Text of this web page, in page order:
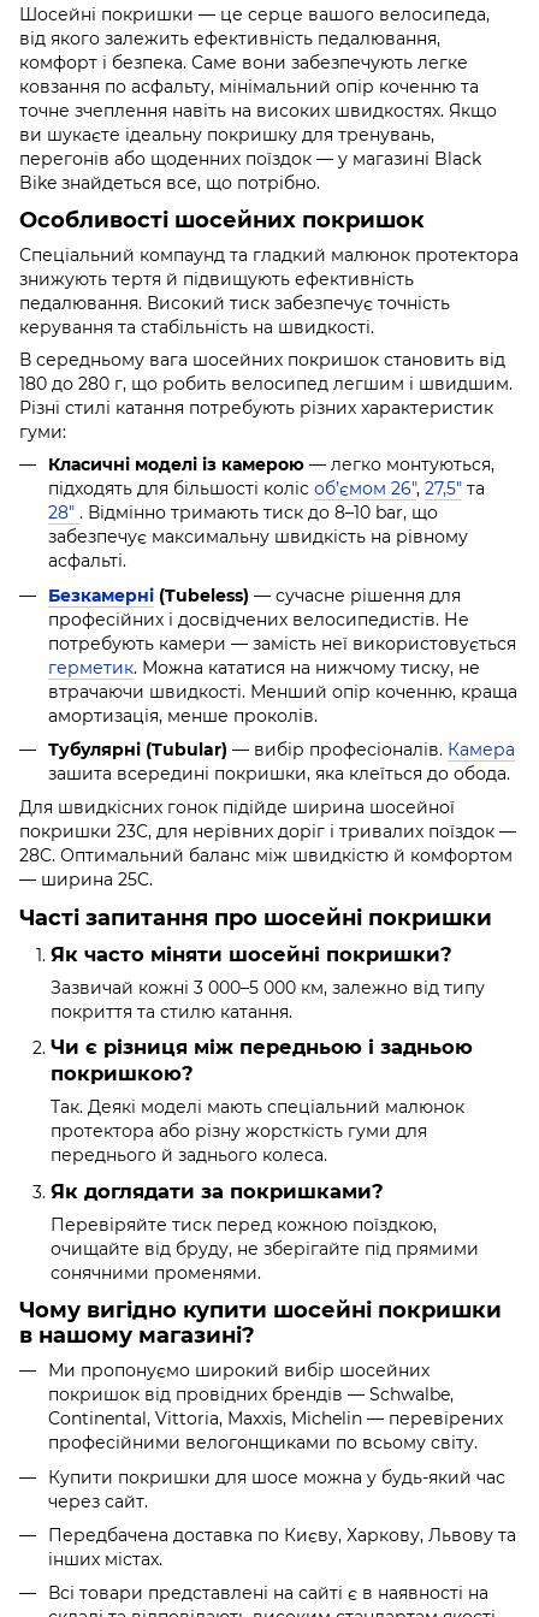
Шосейні покришки — це серце вашого велосипеда,
від якого залежить ефективність педалювання,
комфорт і безпека. Саме вони забезпечують легке
ковзання по асфальту, мінімальний опір коченню та
точне зчеплення навіть на високих швидкостях. Якщо
ви шукаєте ідеальну покришку для тренувань,
перегонів або щоденних поїздок — у магазині Black
Bike знайдеться все, що потрібно.
Особливості шосейних покришок
Спеціальний компаунд та гладкий малюнок протектора
знижують тертя й підвищують ефективність
педалювання. Високий тиск забезпечує точність
керування та стабільність на швидкості.
В середньому вага шосейних покришок становить від
180 до 280 г, що робить велосипед легшим і швидшим.
Різні стилі катання потребують різних характеристик
гуми:
Класичні моделі із камерою — легко монтуються,
підходять для більшості коліс об’ємом 26", 27,5" та
28" . Відмінно тримають тиск до 8–10 bar, що
забезпечує максимальну швидкість на рівному
асфальті.
Безкамерні (Tubeless) — сучасне рішення для
професійних і досвідчених велосипедистів. Не
потребують камери — замість неї використовується
герметик. Можна кататися на нижчому тиску, не
втрачаючи швидкості. Менший опір коченню, краща
амортизація, менше проколів.
Тубулярні (Tubular) — вибір професіоналів. Камера
зашита всередині покришки, яка клеїться до обода.
Для швидкісних гонок підійде ширина шосейної
покришки 23C, для нерівних доріг і тривалих поїздок —
28C. Оптимальний баланс між швидкістю й комфортом
— ширина 25C.
Часті запитання про шосейні покришки
Як часто міняти шосейні покришки?
Зазвичай кожні 3 000–5 000 км, залежно від типу
покриття та стилю катання.
Чи є різниця між передньою і задньою
покришкою?
Так. Деякі моделі мають спеціальний малюнок
протектора або різну жорсткість гуми для
переднього й заднього колеса.
Як доглядати за покришками?
Перевіряйте тиск перед кожною поїздкою,
очищайте від бруду, не зберігайте під прямими
сонячними променями.
Чому вигідно купити шосейні покришки
в нашому магазині?
Ми пропонуємо широкий вибір шосейних
покришок від провідних брендів — Schwalbe,
Continental, Vittoria, Maxxis, Michelin — перевірених
професійними велогонщиками по всьому світу.
Купити покришки для шосе можна у будь-який час
через сайт.
Передбачена доставка по Києву, Харкову, Львову та
інших містах.
Всі товари представлені на сайті є в наявності на